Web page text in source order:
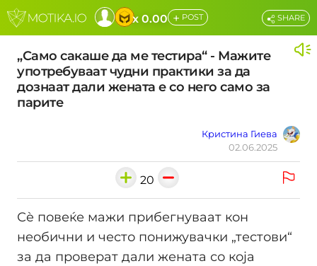
x 0.00 + POST
„Само сакаше да ме тестира“ - Мажите
употребуваат чудни практики за да
дознаат дали жената е со него само за
парите
Кристина Гиева
02.06.2025
SHARE
20
Сè повеќе мажи прибегнуваат кон
необични и често понижувачки „тестови“
за да проверат дали жената со која